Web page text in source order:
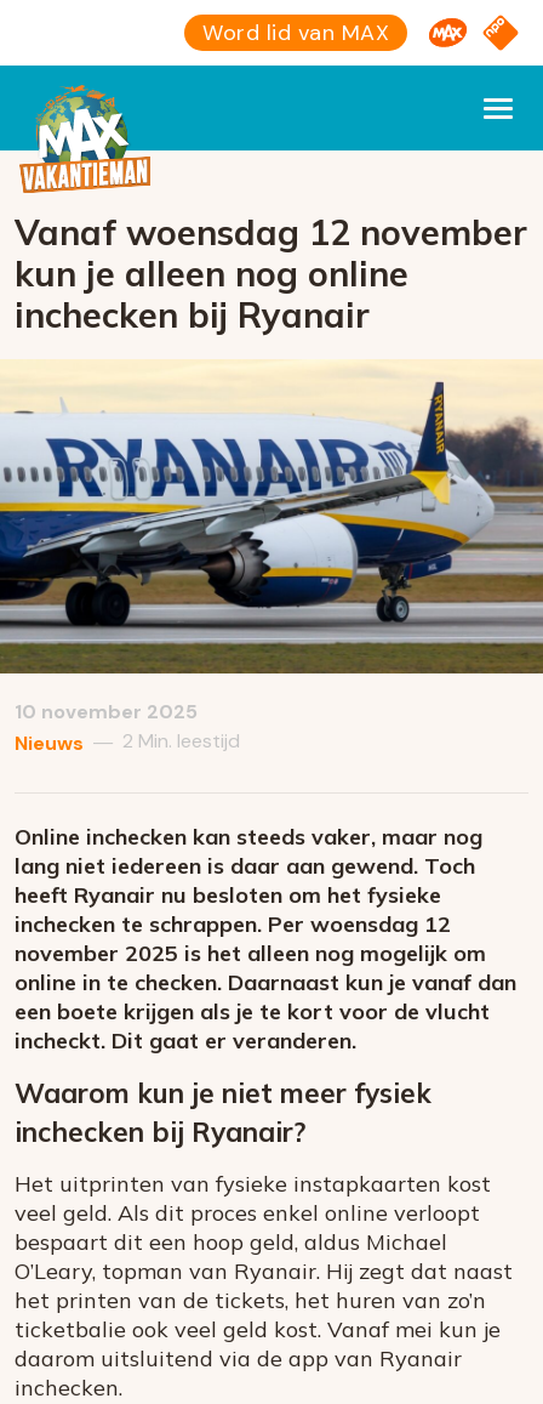
Word lid van MAX Omroep
NPO
Vanaf woensdag 12 november
kun je alleen nog online
inchecken bij Ryanair
10 november 2025
Nieuws — 2 Min. leestijd
Online inchecken kan steeds vaker, maar nog
lang niet iedereen is daar aan gewend. Toch
heeft Ryanair nu besloten om het fysieke
inchecken te schrappen. Per woensdag 12
november 2025 is het alleen nog mogelijk om
online in te checken. Daarnaast kun je vanaf dan
een boete krijgen als je te kort voor de vlucht
incheckt. Dit gaat er veranderen.
Waarom kun je niet meer fysiek
inchecken bij Ryanair?
Het uitprinten van fysieke instapkaarten kost
veel geld. Als dit proces enkel online verloopt
bespaart dit een hoop geld, aldus Michael
O’Leary, topman van Ryanair. Hij zegt dat naast
het printen van de tickets, het huren van zo’n
ticketbalie ook veel geld kost. Vanaf mei kun je
daarom uitsluitend via de app van Ryanair
inchecken.